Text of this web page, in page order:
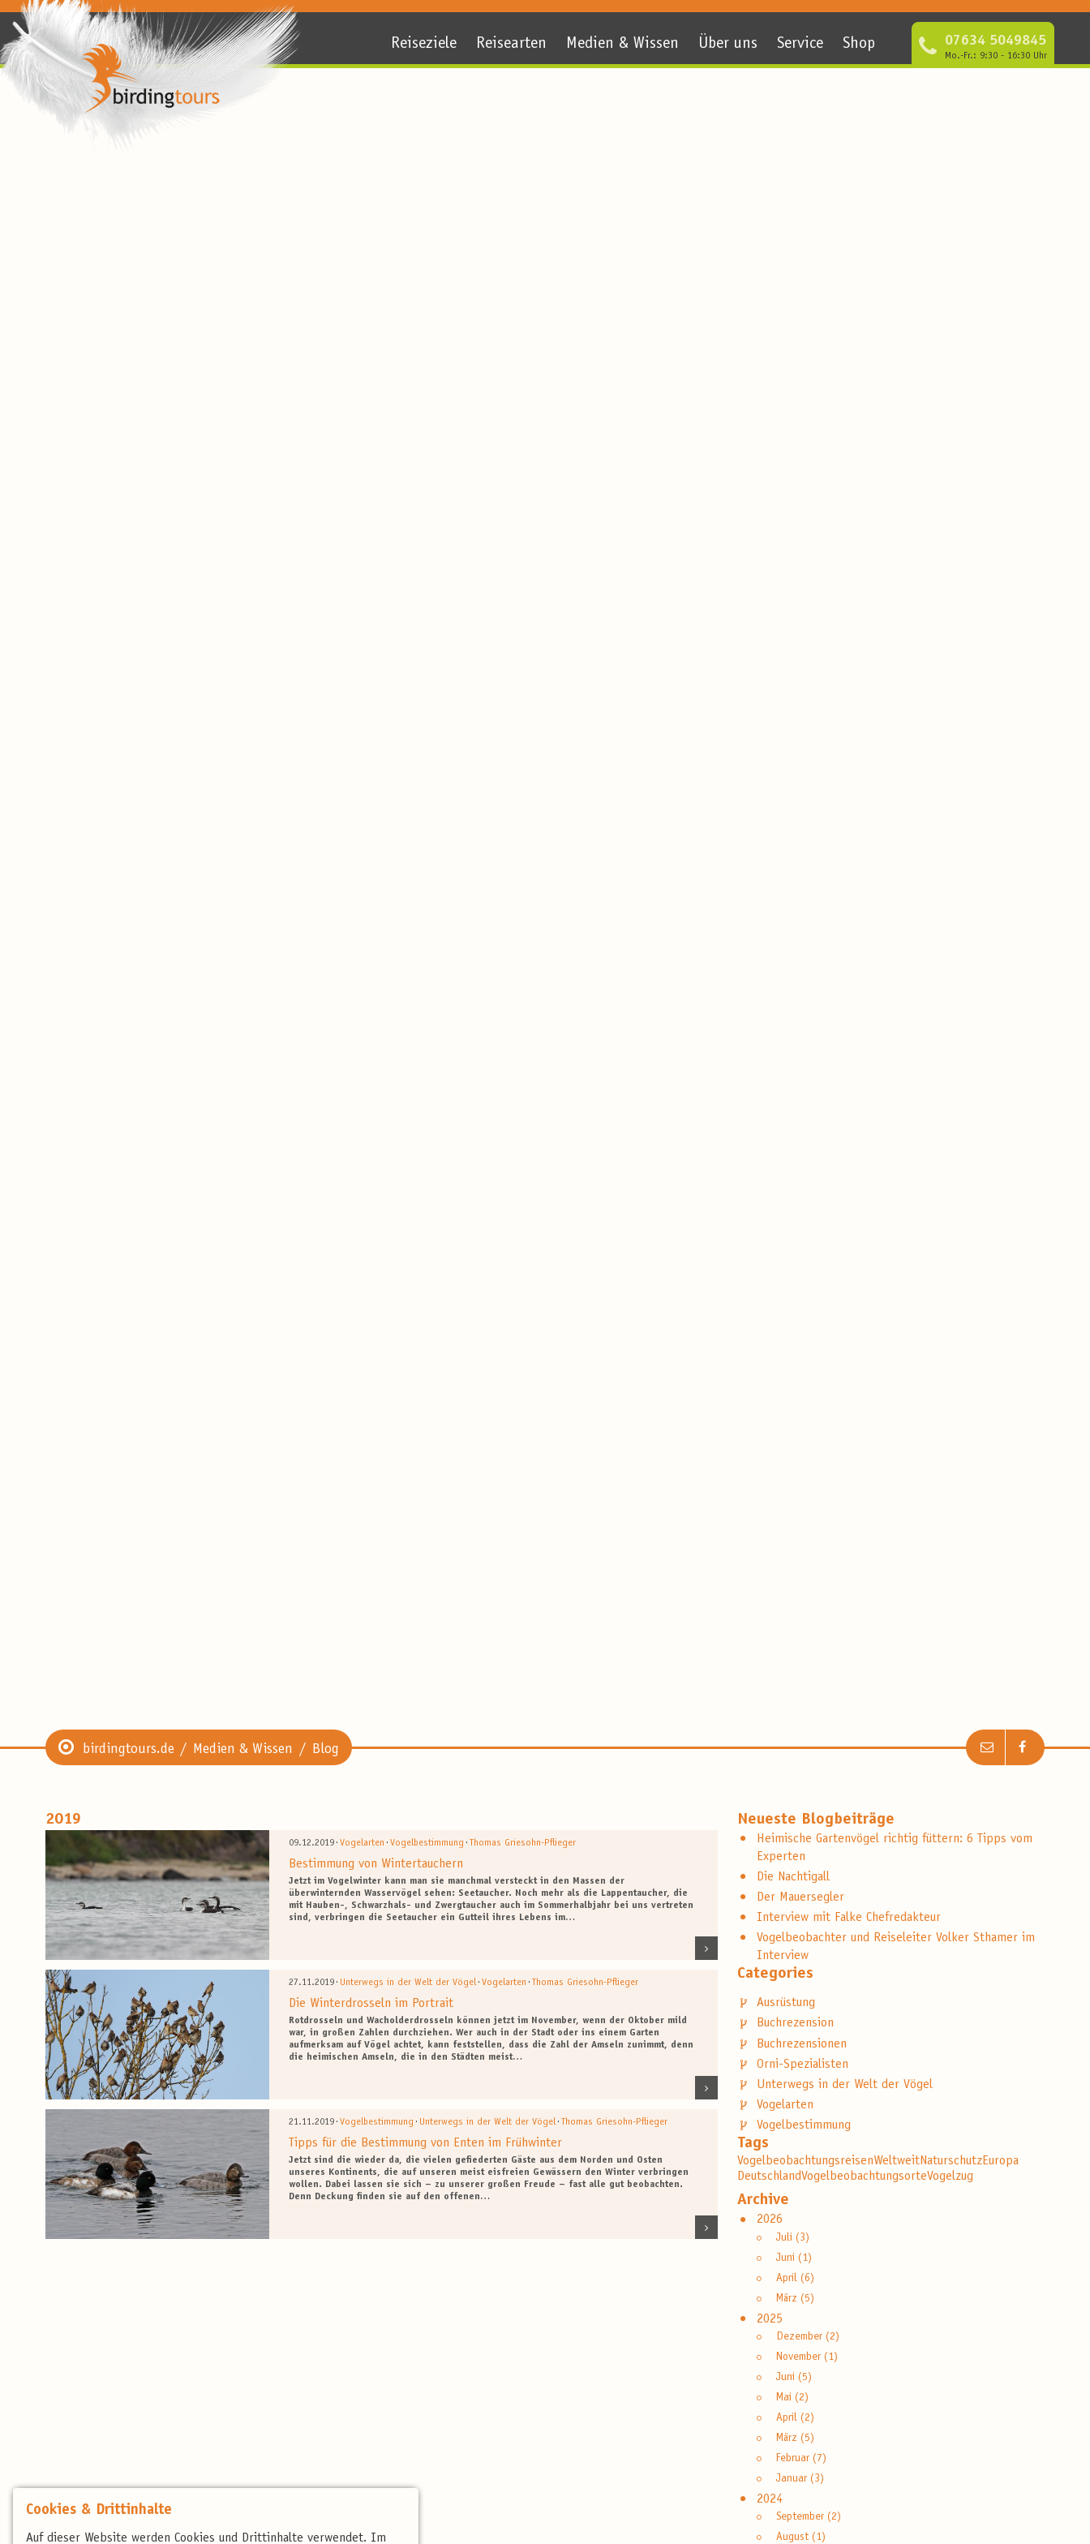
Cookies & Drittinhalte
Auf dieser Website werden Cookies und Drittinhalte verwendet. Im
Reiseziele Reisearten Medien & Wissen Über uns Service Shop 07634 5049845
Mo.-Fr.: 9:30 - 16:30 Uhr
birdingtours.de Medien & Wissen Blog
2019
09.12.2019 ·Vogelarten ·Vogelbestimmung ·Thomas Griesohn-Pflieger
Bestimmung von Wintertauchern
Jetzt im Vogelwinter kann man sie manchmal versteckt in den Massen der
überwinternden Wasservögel sehen: Seetaucher. Noch mehr als die Lappentaucher, die
mit Hauben-, Schwarzhals- und Zwergtaucher auch im Sommerhalbjahr bei uns vertreten
sind, verbringen die Seetaucher ein Gutteil ihres Lebens im…
27.11.2019 · Unterwegs in der Welt der Vögel·Vogelarten ·Thomas Griesohn-Pflieger
Die Winterdrosseln im Portrait
Rotdrosseln und Wacholderdrosseln können jetzt im November, wenn der Oktober mild
war, in großen Zahlen durchziehen. Wer auch in der Stadt oder ins einem Garten
aufmerksam auf Vögel achtet, kann feststellen, dass die Zahl der Amseln zunimmt, denn
die heimischen Amseln, die in den Städten meist…
21.11.2019 ·Vogelbestimmung · Unterwegs in der Welt der Vögel·Thomas Griesohn-Pflieger
Tipps für die Bestimmung von Enten im Frühwinter
Jetzt sind die wieder da, die vielen gefiederten Gäste aus dem Norden und Osten
unseres Kontinents, die auf unseren meist eisfreien Gewässern den Winter verbringen
wollen. Dabei lassen sie sich – zu unserer großen Freude – fast alle gut beobachten.
Denn Deckung finden sie auf den offenen…
Neueste Blogbeiträge
Heimische Gartenvögel richtig füttern: 6 Tipps vom
Experten
Die Nachtigall
Der Mauersegler
Interview mit Falke Chefredakteur
Vogelbeobachter und Reiseleiter Volker Sthamer im
Interview
Categories
Ausrüstung
Buchrezension
Buchrezensionen
Orni-Spezialisten
Unterwegs in der Welt der Vögel
Vogelarten
Vogelbestimmung
Tags
VogelbeobachtungsreisenWeltweitNaturschutzEuropa
DeutschlandVogelbeobachtungsorteVogelzug
Archive
2026
Juli (3)
Juni (1)
April (6)
März (5)
2025
Dezember (2)
November (1)
Juni (5)
Mai (2)
April (2)
März (5)
Februar (7)
Januar (3)
2024
September (2)
August (1)